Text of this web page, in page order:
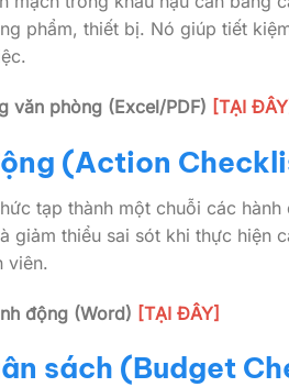
phẩm, thiết bị. Nó giúp tiết
văn phòng (Excel/PDF) [TẠI
(Action
tạp thành một chuỗi các
giảm thiểu sai sót khi thực hiện
viên.
động (Word) [TẠI ĐÂY]
sách (Budget